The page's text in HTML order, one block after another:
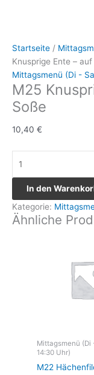
Startseite /
Knusprige Ente –
Mittagsmenü (Di -
M25
Soße
10,40 €
In den
Kategorie:
Ähnliche
Mittagsmenü (Di
14:30 Uhr)
M22